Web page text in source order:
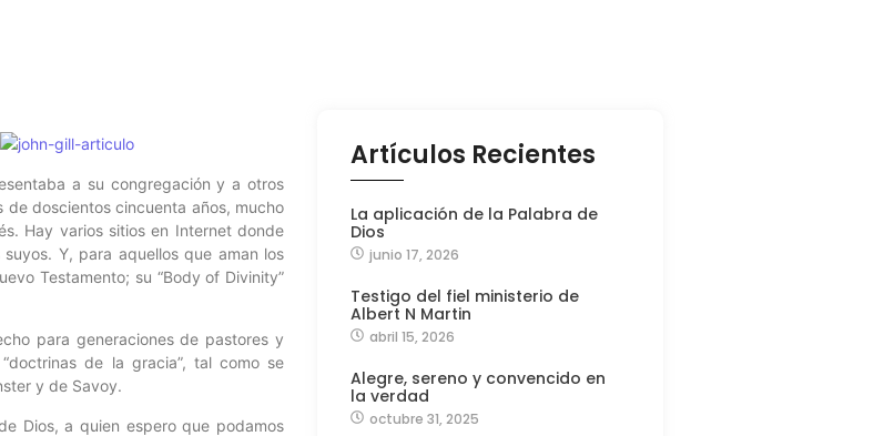
a su congregación y a otros
doscientos cincuenta años, mucho
Hay varios sitios en Internet donde
Y, para aquellos que aman los
Testamento; su “Body of Divinity”
para generaciones de pastores y
de la gracia”, tal como se
y de Savoy.
Dios, a quien espero que podamos
Artículos Recientes
La aplicación de la Palabra de
Dios
junio 17, 2026
Testigo del fiel ministerio de
Albert N Martin
abril 15, 2026
Alegre, sereno y convencido en
la verdad
octubre 31, 2025